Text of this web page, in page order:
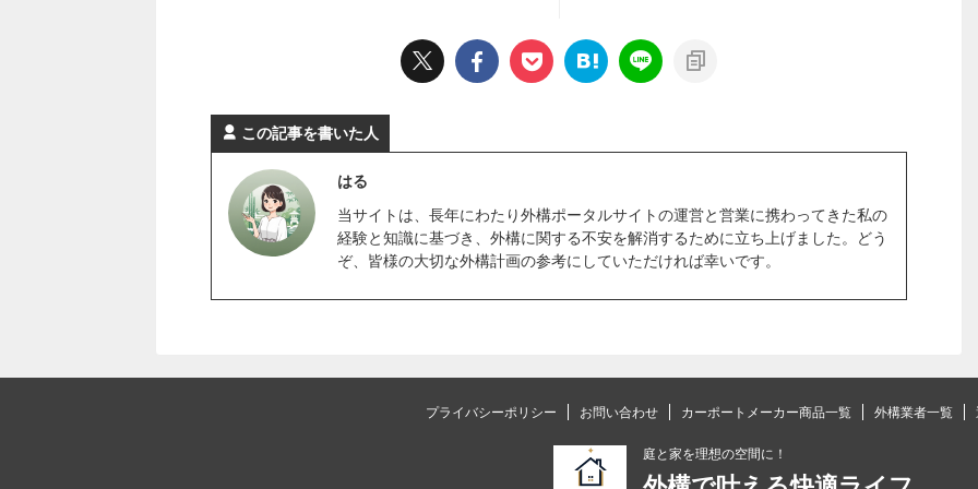
この記事を書いた人
はる
当サイトは、長年にわたり外構ポータルサイトの運営と営業に携わってきた私の
経験と知識に基づき、外構に関する不安を解消するために立ち上げました。どう
ぞ、皆様の大切な外構計画の参考にしていただければ幸いです。
プライバシーポリシー お問い合わせ カーポートメーカー商品一覧 外構業者一覧
庭と家を理想の空間に！